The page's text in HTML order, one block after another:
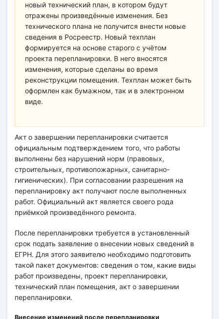
новый технический план, в котором будут
отражены произведённые изменения. Без
технического плана не получится внести новые
сведения в Росреестр. Новый техплан
формируется на основе старого с учётом
проекта перепланировки. В него вносятся
изменения, которые сделаны во время
реконструкции помещения. Техплан может быть
оформлен как бумажном, так и в электронном
виде.
Акт о завершении перепланировки считается
официальным подтверждением того, что работы
выполнены без нарушений норм (правовых,
строительных, противопожарных, санитарно-
гигиенических). При согласовании разрешения на
перепланировку акт получают после выполненных
работ. Официальный акт является своего рода
приёмкой произведённого ремонта.
После перепланировки требуется в установленный
срок подать заявление о внесении новых сведений в
ЕГРН. Для этого заявителю необходимо подготовить
такой пакет документов: сведения о том, какие виды
работ произведены, проект перепланировки,
технический план помещения, акт о завершении
перепланировки.
Внесение изменений после перепланировки